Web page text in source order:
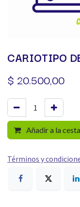
CARIOTIPO
$ 20.500,00
Añadir a la cesta
Términos y